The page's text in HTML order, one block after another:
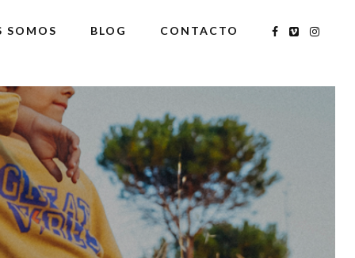
SOMOS BLOG CONTACTO